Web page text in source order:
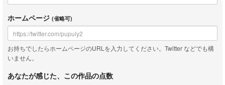
ホームページ (省略可)
お持ちでしたらホームページのURLを入力してください。Twitter などでも構
いません。
あなたが感じた、この作品の点数